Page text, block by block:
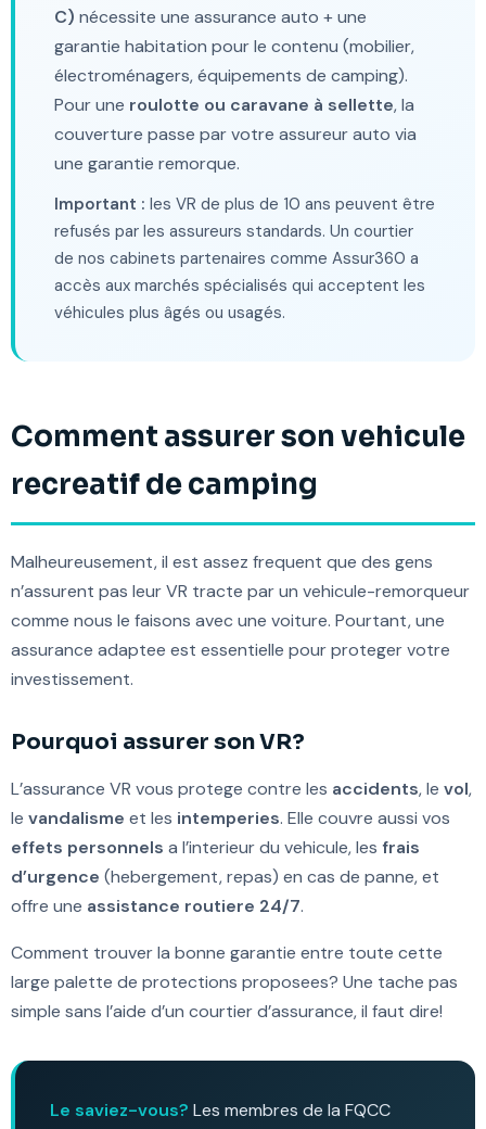
C) nécessite une assurance auto + une
garantie habitation pour le contenu (mobilier,
électroménagers, équipements de camping).
Pour une roulotte ou caravane à sellette, la
couverture passe par votre assureur auto via
une garantie remorque.
Important : les VR de plus de 10 ans peuvent être
refusés par les assureurs standards. Un courtier
de nos cabinets partenaires comme Assur360 a
accès aux marchés spécialisés qui acceptent les
véhicules plus âgés ou usagés.
Comment assurer son vehicule
recreatif de camping
Malheureusement, il est assez frequent que des gens
n’assurent pas leur VR tracte par un vehicule-remorqueur
comme nous le faisons avec une voiture. Pourtant, une
assurance adaptee est essentielle pour proteger votre
investissement.
Pourquoi assurer son VR?
L’assurance VR vous protege contre les accidents, le vol,
le vandalisme et les intemperies. Elle couvre aussi vos
effets personnels a l’interieur du vehicule, les frais
d’urgence (hebergement, repas) en cas de panne, et
offre une assistance routiere 24/7.
Comment trouver la bonne garantie entre toute cette
large palette de protections proposees? Une tache pas
simple sans l’aide d’un courtier d’assurance, il faut dire!
Le saviez-vous? Les membres de la FQCC